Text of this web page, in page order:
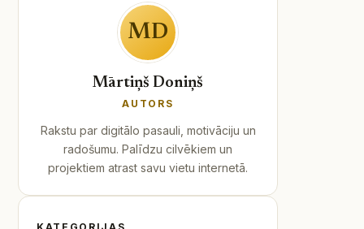
MD
Mārtiņš Doniņš
AUTORS
Rakstu par digitālo pasauli, motivāciju un
radošumu. Palīdzu cilvēkiem un
projektiem atrast savu vietu internetā.